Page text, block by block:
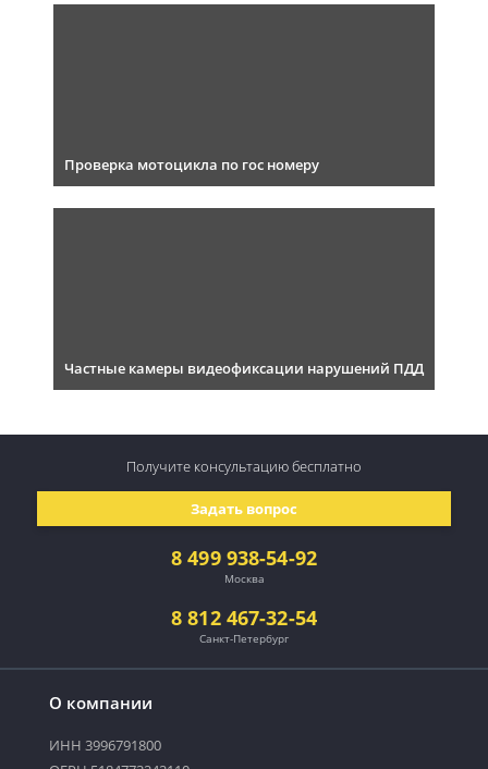
Проверка мотоцикла по гос номеру
Частные камеры видеофиксации нарушений ПДД
О компании
ИНН 3996791800
8 499 938-54-92
Москва
8 812 467-32-54
Санкт-Петербург
Задать вопрос
Получите консультациюбесплатно